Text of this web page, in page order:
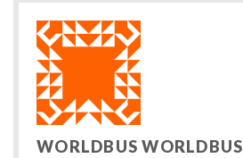
WORLDBUS WORLDBUS